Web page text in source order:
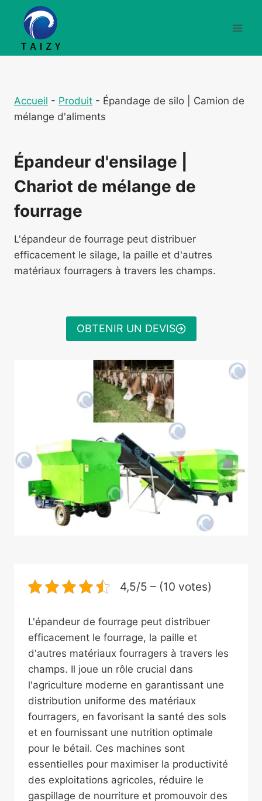
contenu
Accueil - Produit - Épandage de silo | Camion de
mélange d'aliments
Épandeur d'ensilage |
Chariot de mélange de
fourrage
L'épandeur de fourrage peut distribuer
efficacement le silage, la paille et d'autres
matériaux fourragers à travers les champs.
OBTENIR UN DEVIS
4,5/5 – (10 votes)
L'épandeur de fourrage peut distribuer
efficacement le fourrage, la paille et
d'autres matériaux fourragers à travers les
champs. Il joue un rôle crucial dans
l'agriculture moderne en garantissant une
distribution uniforme des matériaux
fourragers, en favorisant la santé des sols
et en fournissant une nutrition optimale
pour le bétail. Ces machines sont
essentielles pour maximiser la productivité
des exploitations agricoles, réduire le
gaspillage de nourriture et promouvoir des